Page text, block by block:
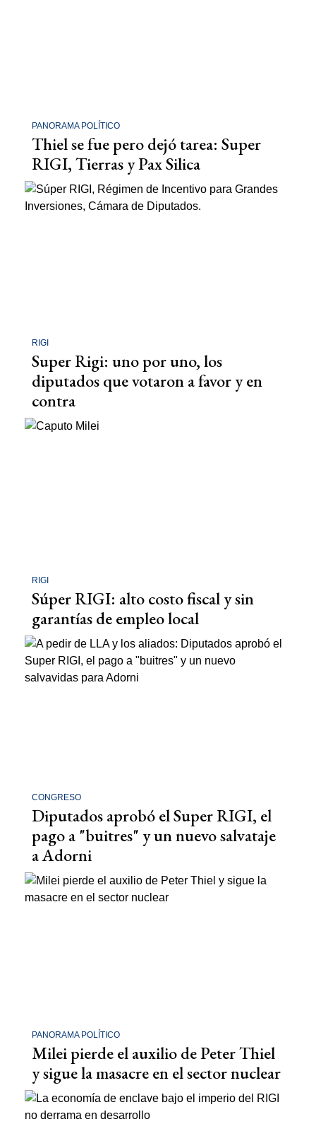
PANORAMA POLÍTICO
Thiel se fue pero dejó tarea: Super
RIGI, Tierras y Pax Silica
RIGI
Super Rigi: uno por uno, los
diputados que votaron a favor y en
contra
RIGI
Súper RIGI: alto costo fiscal y sin
garantías de empleo local
CONGRESO
Diputados aprobó el Super RIGI, el
pago a "buitres" y un nuevo salvataje
a Adorni
PANORAMA POLÍTICO
Milei pierde el auxilio de Peter Thiel
y sigue la masacre en el sector nuclear